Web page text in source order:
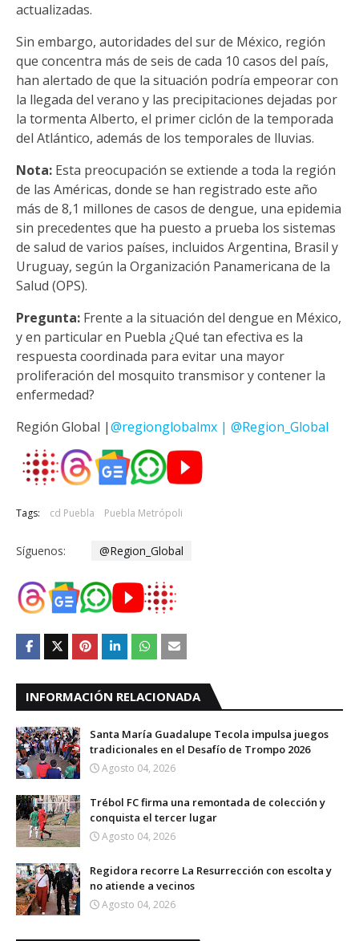
actualizadas.
Sin embargo, autoridades del sur de México, región
que concentra más de seis de cada 10 casos del país,
han alertado de que la situación podría empeorar con
la llegada del verano y las precipitaciones dejadas por
la tormenta Alberto, el primer ciclón de la temporada
del Atlántico, además de los temporales de lluvias.
Nota: Esta preocupación se extiende a toda la región
de las Américas, donde se han registrado este año
más de 8,1 millones de casos de dengue, una epidemia
sin precedentes que ha puesto a prueba los sistemas
de salud de varios países, incluidos Argentina, Brasil y
Uruguay, según la Organización Panamericana de la
Salud (OPS).
Pregunta: Frente a la situación del dengue en México,
y en particular en Puebla ¿Qué tan efectiva es la
respuesta coordinada para evitar una mayor
proliferación del mosquito transmisor y contener la
enfermedad?
Región Global |@regionglobalmx | @Region_Global
Tags: cd Puebla Puebla Metrópoli
Síguenos: @Region_Global
INFORMACIÓN RELACIONADA
Santa María Guadalupe Tecola impulsa juegos
tradicionales en el Desafío de Trompo 2026
Agosto 04, 2026
Trébol FC firma una remontada de colección y
conquista el tercer lugar
Agosto 04, 2026
Regidora recorre La Resurrección con escolta y
no atiende a vecinos
Agosto 04, 2026